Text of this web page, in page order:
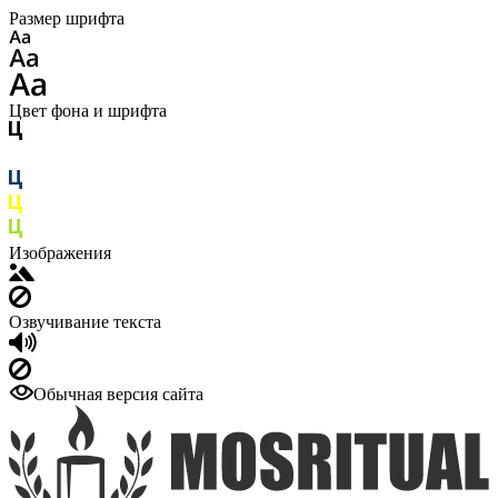
Размер шрифта
Цвет фона и шрифта
Изображения
Озвучивание текста
Обычная версия сайта